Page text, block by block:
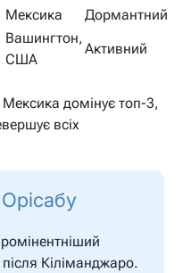
Мексика
Дормантний
Вашингтон,
США
Активний
домінує топ-3,
всіх
після Кіліманджаро.